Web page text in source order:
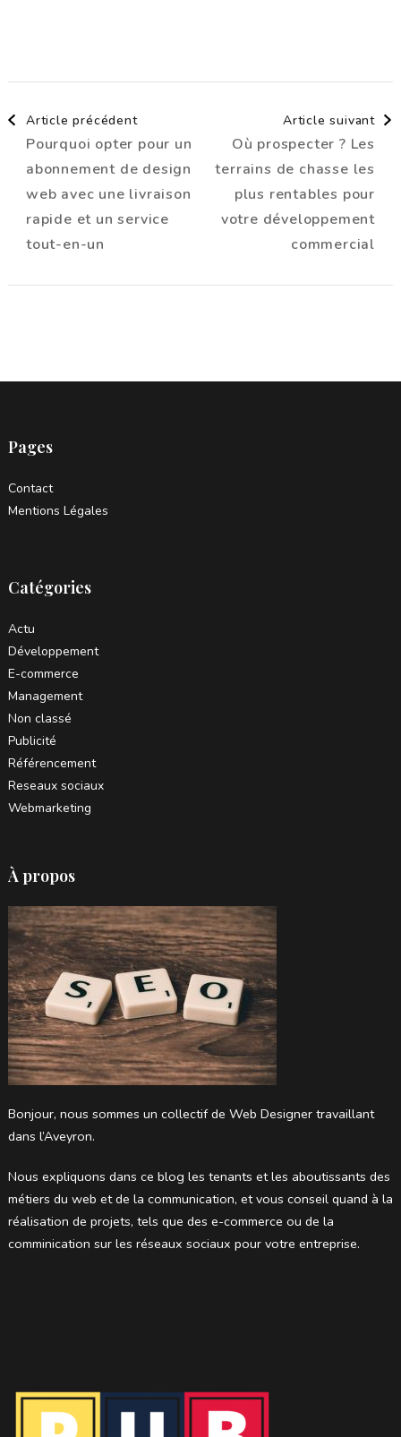
configurer vos
sauvegardes ?
vos
conversions
Navigation
d'article
Article précédent
Pourquoi opter pour un
abonnement de design
web avec une livraison
rapide et un service
tout-en-un
Article suivant
Où prospecter ? Les
terrains de chasse les
plus rentables pour
votre développement
commercial
Pages
Contact
Mentions Légales
Catégories
Actu
Développement
E-commerce
Management
Non classé
Publicité
Référencement
Reseaux sociaux
Webmarketing
À propos
Bonjour, nous sommes un collectif de Web Designer travaillant
dans l’Aveyron.
Nous expliquons dans ce blog les tenants et les aboutissants des
métiers du web et de la communication, et vous conseil quand à la
réalisation de projets, tels que des e-commerce ou de la
comminication sur les réseaux sociaux pour votre entreprise.